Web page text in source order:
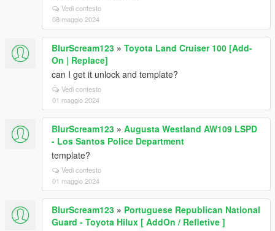
Vedi contesto
08 maggio 2024
BlurScream123 » Toyota Land Cruiser 100 [Add-
On | Replace]
can I get it unlock and template?
Vedi contesto
01 maggio 2024
BlurScream123 » Augusta Westland AW109 LSPD
- Los Santos Police Department
template?
Vedi contesto
01 maggio 2024
BlurScream123 » Portuguese Republican National
Guard - Toyota Hilux [ AddOn / Refletive ]